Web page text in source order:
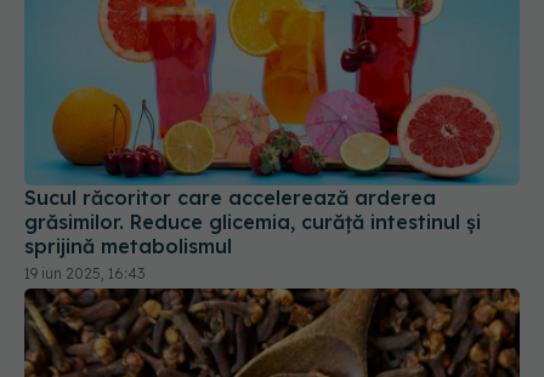
Sucul răcoritor care accelerează arderea
grăsimilor. Reduce glicemia, curăță intestinul și
sprijină metabolismul
19 iun 2025, 16:43